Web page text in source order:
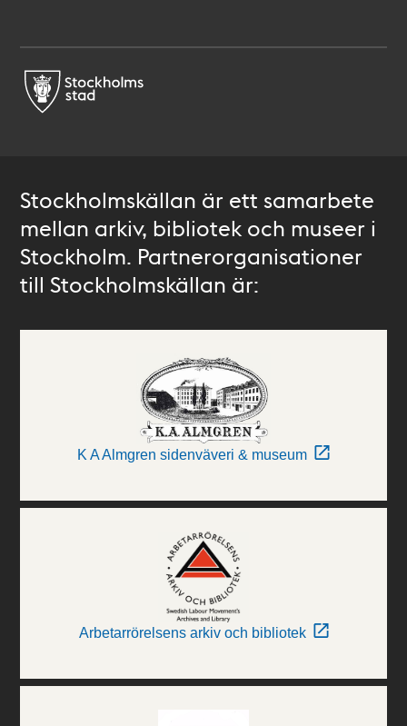
Stockholmskällan är ett samarbete
mellan arkiv, bibliotek och museer i
Stockholm. Partnerorganisationer
till Stockholmskällan är:
K A Almgren sidenväveri & museum
Arbetarrörelsens arkiv och bibliotek